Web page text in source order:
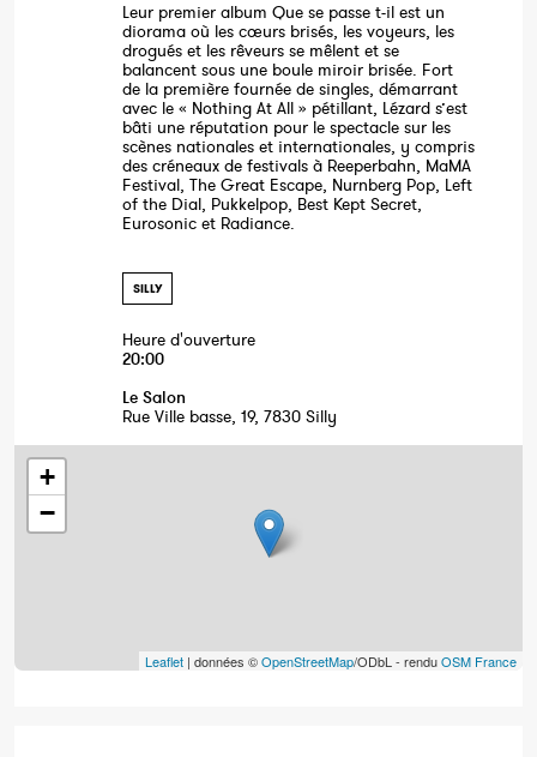
Leur premier album Que se passe t-il est un
diorama où les cœurs brisés, les voyeurs, les
drogués et les rêveurs se mêlent et se
balancent sous une boule miroir brisée. Fort
de la première fournée de singles, démarrant
avec le « Nothing At All » pétillant, Lézard s’est
bâti une réputation pour le spectacle sur les
scènes nationales et internationales, y compris
des créneaux de festivals à Reeperbahn, MaMA
Festival, The Great Escape, Nurnberg Pop, Left
of the Dial, Pukkelpop, Best Kept Secret,
Eurosonic et Radiance.
SILLY
Heure d'ouverture
20:00
Le Salon
Rue Ville basse, 19, 7830 Silly
+
−
Leaflet | données ©OpenStreetMap/ODbL - renduOSM France